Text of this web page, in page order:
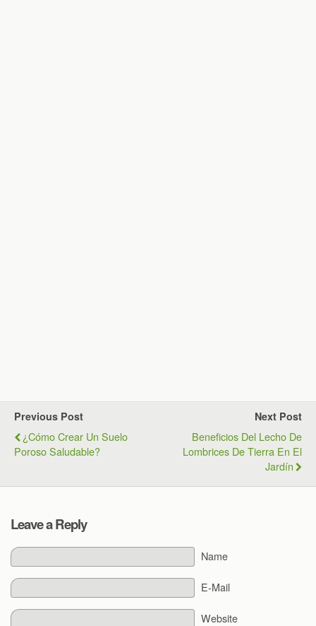
Previous Post
¿Cómo Crear Un Suelo
Poroso Saludable?
Next Post
Beneficios Del Lecho De
Lombrices De Tierra En El
Jardín
Leave a Reply
Name
E-Mail
Website